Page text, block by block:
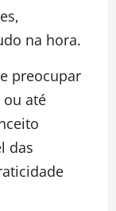
na hora.
preocupar
até
das